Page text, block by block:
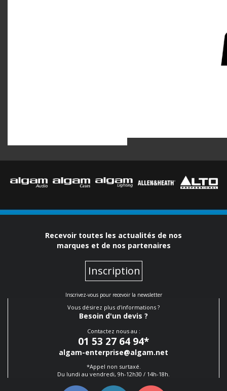
Recevoir toutes les actualités de nos
marques et de nos partenaires
Inscription
Inscrivez-vous pour recevoir la newsletter
Vous désirez plus d'informations ?
Besoin d'un devis ?
Contactez nous au :
01 53 27 64 94*
algam-enterprise@algam.net
*Appel non surtaxé.
Du lundi au vendredi, 9h-12h30 / 14h-18h.